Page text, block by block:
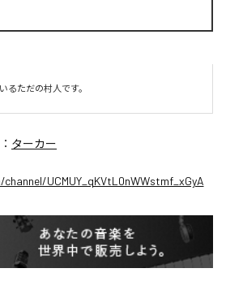
るただの村人です。
ターカー
UCMUY_qKVtL0nWWstmf_xGyA